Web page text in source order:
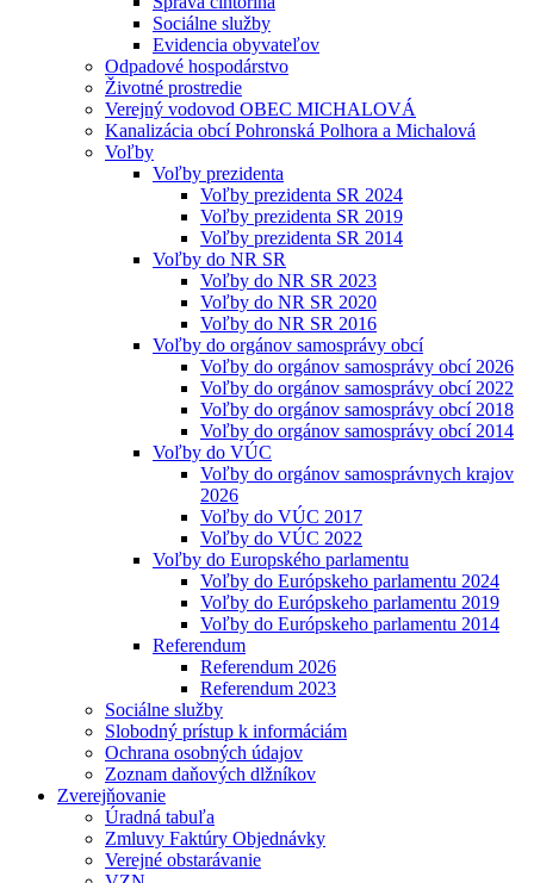
Sociálne služby
Evidencia obyvateľov
Odpadové hospodárstvo
Životné prostredie
Verejný vodovod OBEC MICHALOVÁ
Kanalizácia obcí Pohronská Polhora a Michalová
Voľby
Voľby prezidenta
Voľby prezidenta SR 2024
Voľby prezidenta SR 2019
Voľby prezidenta SR 2014
Voľby do NR SR
Voľby do NR SR 2023
Voľby do NR SR 2020
Voľby do NR SR 2016
Voľby do orgánov samosprávy obcí
Voľby do orgánov samosprávy obcí 2026
Voľby do orgánov samosprávy obcí 2022
Voľby do orgánov samosprávy obcí 2018
Voľby do orgánov samosprávy obcí 2014
Voľby do VÚC
Voľby do orgánov samosprávnych krajov
2026
Voľby do VÚC 2017
Voľby do VÚC 2022
Voľby do Europského parlamentu
Voľby do Európskeho parlamentu 2024
Voľby do Európskeho parlamentu 2019
Voľby do Európskeho parlamentu 2014
Referendum
Referendum 2026
Referendum 2023
Sociálne služby
Slobodný prístup k informáciám
Ochrana osobných údajov
Zoznam daňových dlžníkov
Zverejňovanie
Úradná tabuľa
Zmluvy Faktúry Objednávky
Verejné obstarávanie